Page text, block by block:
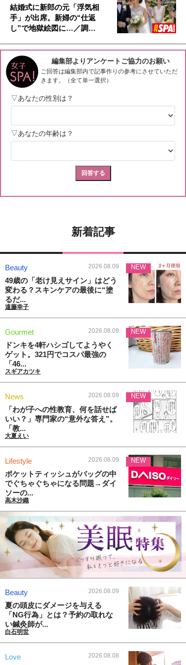
結婚式に新郎の元「浮気相
手」が出席。新婦の“仕返
し”で地獄絵図に…／調…
新着記事
Beauty 2026.08.09
49歳の「老け見えサイン」はどう
変わる？スキンケアの最後に“塗
るだ...
遠藤幸子
NEW
Gourmet 2026.08.09
ドンキを4軒ハシゴしてようやく
ゲット。321円でコスパ最強の
「46...
スギアカツキ
NEW
News 2026.08.09
「わが子への性教育、何を話せば
いい？」専門家の“意外な答え”。
「教...
大夏えい
NEW
Lifestyle 2026.08.09
ポケットティッシュがバッグの中
でぐちゃぐちゃになる問題→ダイ
ソーの...
高木沙織
NEW
Beauty 2026.08.09
夏の頭皮にダメージを与える
「NG行為」とは？予約の取れな
い鍼灸師が...
白石明世
Love 2026.08.08